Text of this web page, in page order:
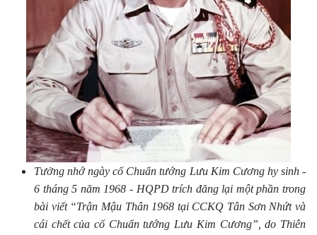
Tưởng nhớngàycố Chuẩn tướng Lưu Kim Cương hy sinh-
6 tháng 5 năm 1968 - HQPD trích đăng lại một phần trong
bài viết “Trận Mậu Thân 1968 tại CCKQ Tân Sơn Nhứt và
cái chết của cố Chuẩn tướng Lưu Kim Cương”, do Thiên